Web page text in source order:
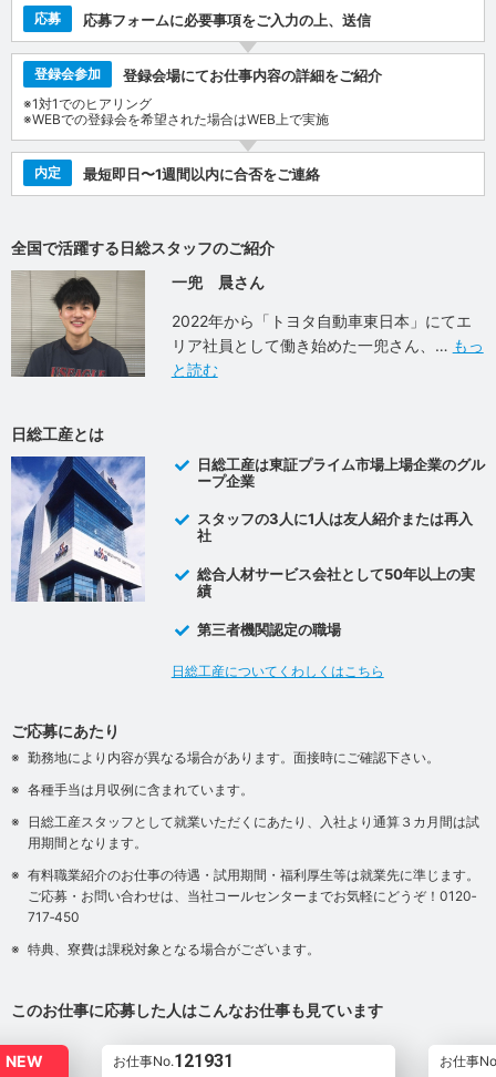
応募 応募フォームに必要事項をご入力の上、送信
登録会参加 登録会場にてお仕事内容の詳細をご紹介
※1対1でのヒアリング
※WEBでの登録会を希望された場合はWEB上で実施
内定 最短即日〜1週間以内に合否をご連絡
全国で活躍する日総スタッフのご紹介
一兜 晨さん
2022年から「トヨタ自動車東日本」にてエ
リア社員として働き始めた一兜さん、
もっ
と読む
日総工産とは
日総工産は東証プライム市場上場企業のグル
ープ企業
スタッフの3人に1人は友人紹介または再入
社
総合人材サービス会社として50年以上の実
績
第三者機関認定の職場
日総工産についてくわしくはこちら
ご応募にあたり
勤務地により内容が異なる場合があります。面接時にご確認下さい。
各種手当は月収例に含まれています。
日総工産スタッフとして就業いただくにあたり、入社より通算３カ月間は試
用期間となります。
有料職業紹介のお仕事の待遇・試用期間・福利厚生等は就業先に準じます。
ご応募・お問い合わせは、当社コールセンターまでお気軽にどうぞ！0120‐
717‐450
特典、寮費は課税対象となる場合がございます。
このお仕事に応募した人はこんなお仕事も見ています
NEW お仕事No.121931 お仕事